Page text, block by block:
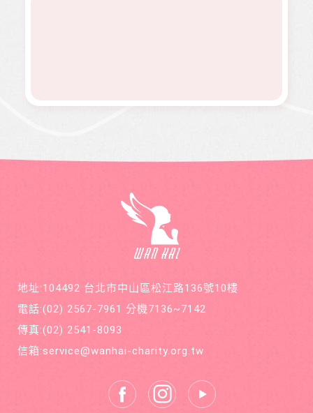
年12期
萬海航
運慈善
基金會
在公益
同打造
善循環
的美麗
短幾個
開朗，
地址:104492 台北市中山區松江路136號10樓
電話:(02) 2567-7961 分機7136~7142
傳真:(02) 2541-8093
信箱:service@wanhai-charity.org.tw